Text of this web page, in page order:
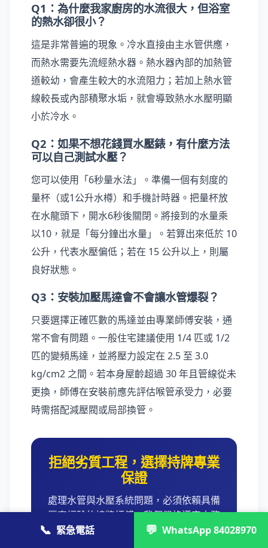
Q1：為什麼我家廚房的水流很大，但浴室
的熱水卻很小？
這是非常普遍的現象。冷水直接由主水管供應，
而熱水需要先流經熱水器。熱水器內部的加熱管
道較幼，會產生較大的水流阻力；若加上熱水管
線較長或內部積聚水垢，就會導致熱水水壓明顯
小於冷水。
Q2：如果不想花錢買水壓錶，有什麼方法
可以自己測試水壓？
您可以使用「6秒量水法」。準備一個有刻度的
量杯（或1公升水樽）和手機計時器。把量杯放
在水龍頭下，開水6秒後關閉。將接到的水量乘
以10，就是「每分鐘出水量」。若算出來低於 10
公升，代表水壓偏低；若在 15 公升以上，則屬
良好狀態。
Q3：安裝加壓馬達會不會讓水管爆裂？
只要選擇正確匹數的馬達並由專業師傅安裝，通
常不會有問題。一般住宅建議使用 1/4 匹或 1/2
匹的變頻馬達，並將壓力設定在 2.5 至 3.0
kg/cm2 之間。若本身屋齡超過 30 年且管線從未
更換，師傅在安裝前應先評估喉管承受力，必要
時需搭配減壓閥或局部換管。
拒絕劣質工程，選擇持牌專業
保證
處理水管與水壓系統問題，必須依賴具備
豐富經驗的持牌師傅。我們嚴格遵守水務
署標準，提供完善的維修與保養承諾，徹
📞 緊急電話 💬 WhatsApp 84028970